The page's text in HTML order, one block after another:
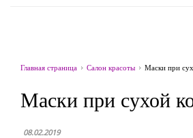
Главная страница Салон красоты Маски при
Маски при сухой
08.02.2019